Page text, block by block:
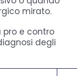
mirato.
pro e contro
degli